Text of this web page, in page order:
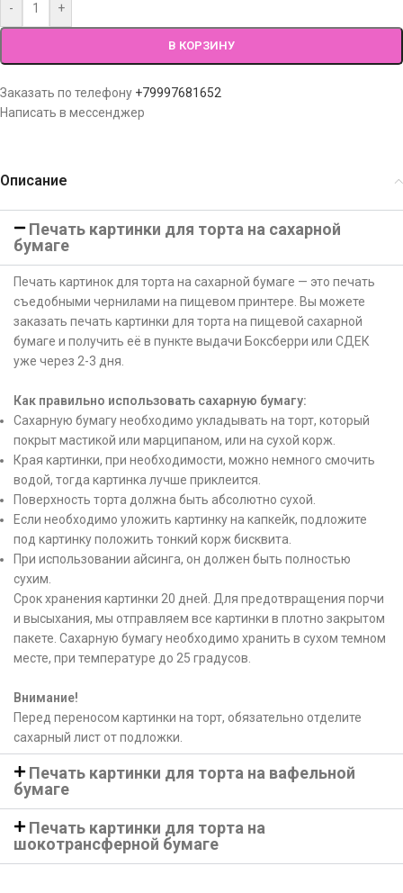
- +
В КОРЗИНУ
Заказать по телефону +79997681652
Написать в мессенджер
Описание
Печать картинки для торта на сахарной
бумаге
Печать картинок для торта на сахарной бумаге — это печать
съедобными чернилами на пищевом принтере. Вы можете
заказать печать картинки для торта на пищевой сахарной
бумаге и получить её в пункте выдачи Боксберри или СДЕК
уже через 2-3 дня.
Как правильно использовать сахарную бумагу:
Сахарную бумагу необходимо укладывать на торт, который
покрыт мастикой или марципаном, или на сухой корж.
Края картинки, при необходимости, можно немного смочить
водой, тогда картинка лучше приклеится.
Поверхность торта должна быть абсолютно сухой.
Если необходимо уложить картинку на капкейк, подложите
под картинку положить тонкий корж бисквита.
При использовании айсинга, он должен быть полностью
сухим.
Срок хранения картинки 20 дней. Для предотвращения порчи
и высыхания, мы отправляем все картинки в плотно закрытом
пакете. Сахарную бумагу необходимо хранить в сухом темном
месте, при температуре до 25 градусов.
Внимание!
Перед переносом картинки на торт, обязательно отделите
сахарный лист от подложки.
Печать картинки для торта на вафельной
бумаге
Печать картинки для торта на
шокотрансферной бумаге